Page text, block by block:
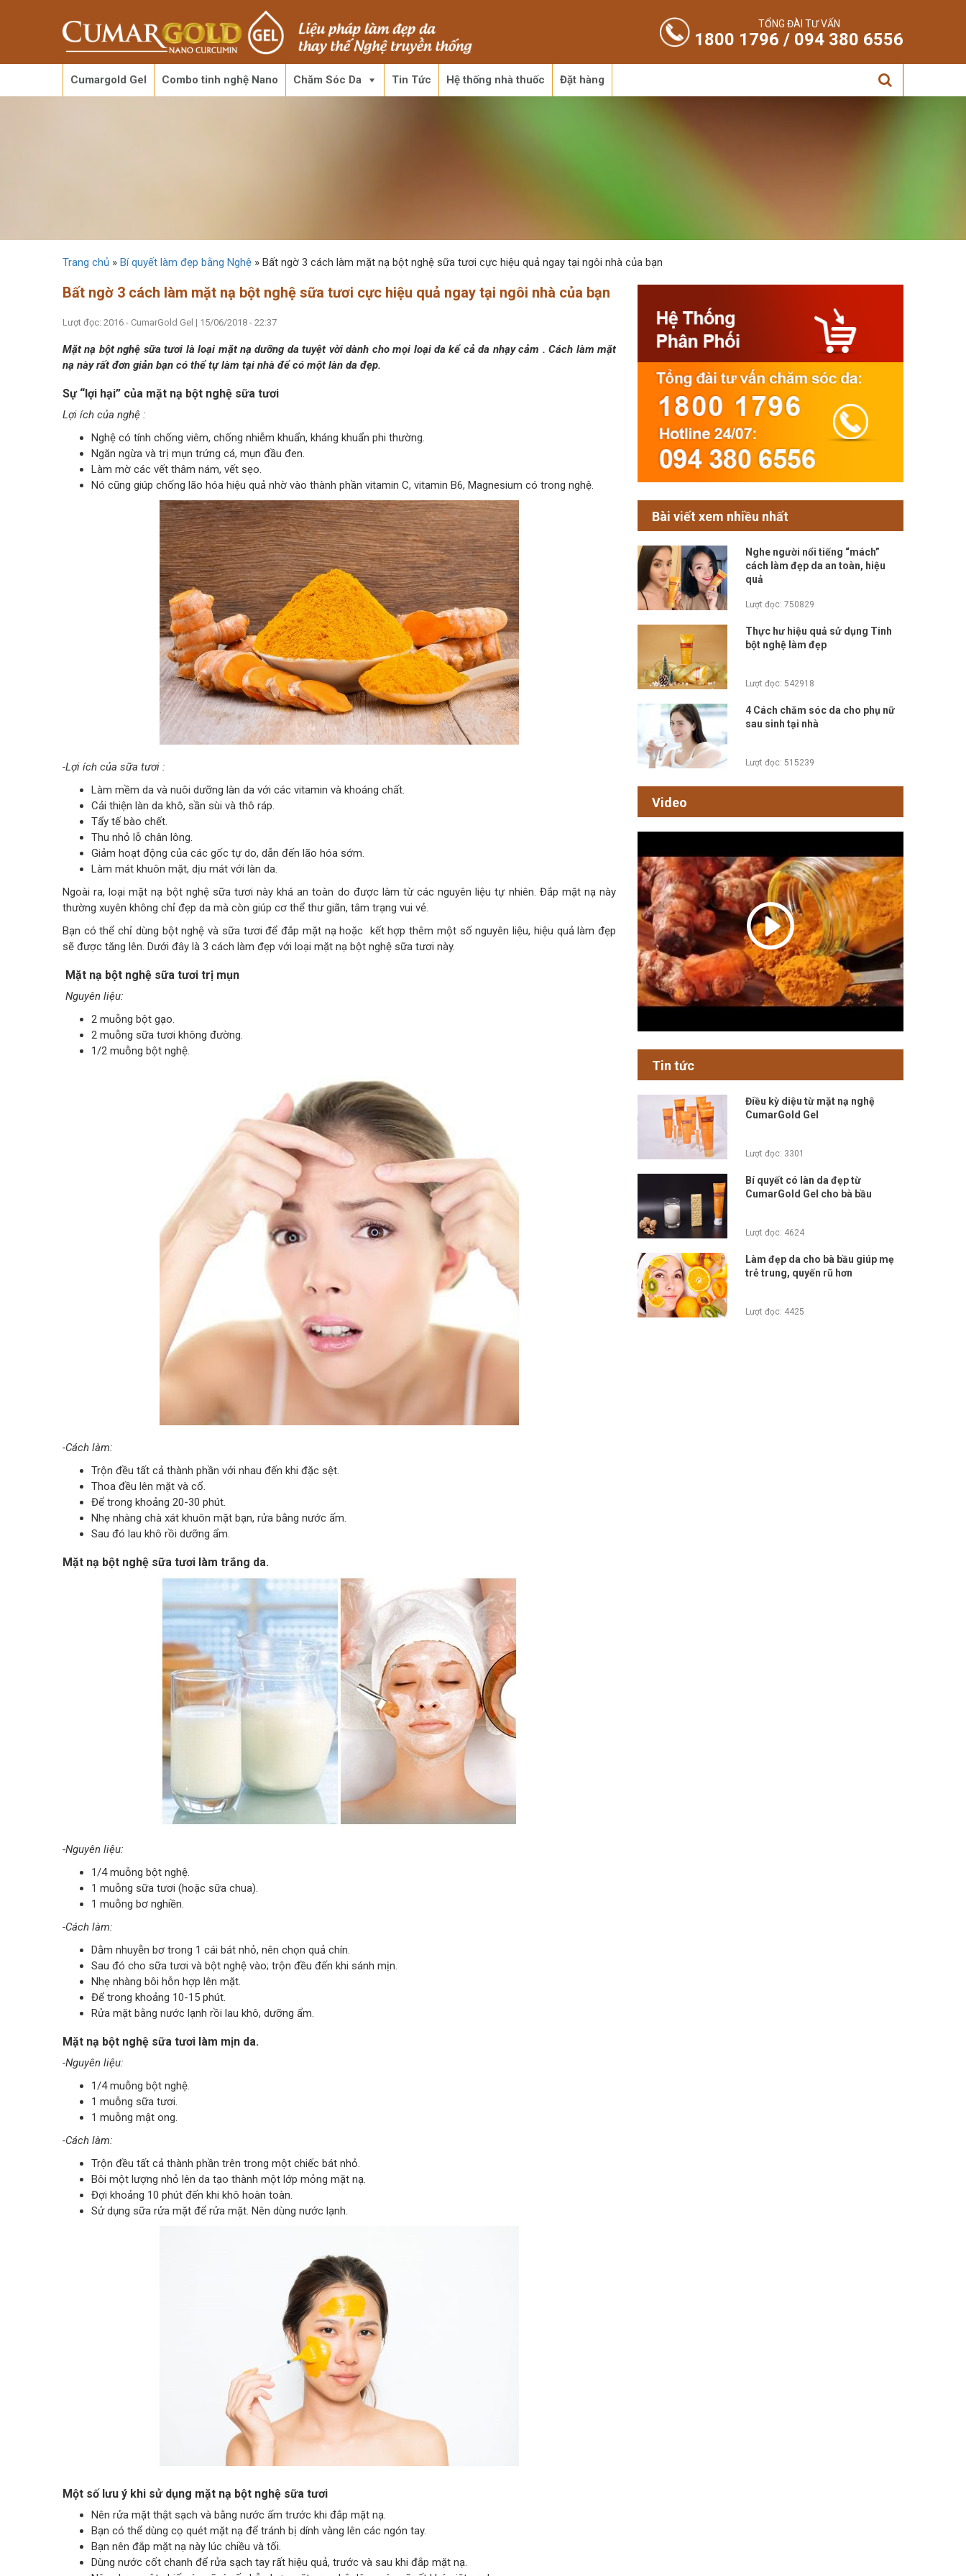
TỔNG ĐÀI TƯ VẤN
1800 1796 / 094 380 6556
Cumargold Gel Combo tinh nghệ Nano Chăm Sóc Da Tin Tức Hệ thống nhà thuốc Đặt hàng
Trang chủ » Bí quyết làm đẹp bằng Nghệ » Bất ngờ 3 cách làm mặt nạ bột nghệ sữa tươi cực hiệu quả ngay tại ngôi nhà của bạn
Bất ngờ 3 cách làm mặt nạ bột nghệ sữa tươi cực hiệu quả ngay tại ngôi nhà của bạn
Lượt đọc: 2016 - CumarGold Gel | 15/06/2018 - 22:37
Mặt nạ bột nghệ sữa tươi là loại mặt nạ dưỡng da tuyệt vời dành cho mọi loại da kể cả da nhạy cảm . Cách làm mặt
nạ này rất đơn giản bạn có thể tự làm tại nhà để có một làn da đẹp.
Sự “lợi hại” của mặt nạ bột nghệ sữa tươi
Lợi ích của nghệ :
Nghệ có tính chống viêm, chống nhiễm khuẩn, kháng khuẩn phi thường.
Ngăn ngừa và trị mụn trứng cá, mụn đầu đen.
Làm mờ các vết thâm nám, vết sẹo.
Nó cũng giúp chống lão hóa hiệu quả nhờ vào thành phần vitamin C, vitamin B6, Magnesium có trong nghệ.
-Lợi ích của sữa tươi :
Làm mềm da và nuôi dưỡng làn da với các vitamin và khoáng chất.
Cải thiện làn da khô, sần sùi và thô ráp.
Tẩy tế bào chết.
Thu nhỏ lỗ chân lông.
Giảm hoạt động của các gốc tự do, dẫn đến lão hóa sớm.
Làm mát khuôn mặt, dịu mát với làn da.
Ngoài ra, loại mặt nạ bột nghệ sữa tươi này khá an toàn do được làm từ các nguyên liệu tự nhiên. Đắp mặt nạ này
thường xuyên không chỉ đẹp da mà còn giúp cơ thể thư giãn, tâm trạng vui vẻ.
Bạn có thể chỉ dùng bột nghệ và sữa tươi để đắp mặt nạ hoặc kết hợp thêm một số nguyên liệu, hiệu quả làm đẹp
sẽ được tăng lên. Dưới đây là 3 cách làm đẹp với loại mặt nạ bột nghệ sữa tươi này.
Mặt nạ bột nghệ sữa tươi trị mụn
Nguyên liệu:
2 muỗng bột gạo.
2 muỗng sữa tươi không đường.
1/2 muỗng bột nghệ.
-Cách làm:
Trộn đều tất cả thành phần với nhau đến khi đặc sệt.
Thoa đều lên mặt và cổ.
Để trong khoảng 20-30 phút.
Nhẹ nhàng chà xát khuôn mặt bạn, rửa bằng nước ấm.
Sau đó lau khô rồi dưỡng ẩm.
Mặt nạ bột nghệ sữa tươi làm trắng da.
-Nguyên liệu:
1/4 muỗng bột nghệ.
1 muỗng sữa tươi (hoặc sữa chua).
1 muỗng bơ nghiền.
-Cách làm:
Dằm nhuyễn bơ trong 1 cái bát nhỏ, nên chọn quả chín.
Sau đó cho sữa tươi và bột nghệ vào; trộn đều đến khi sánh mịn.
Nhẹ nhàng bôi hỗn hợp lên mặt.
Để trong khoảng 10-15 phút.
Rửa mặt bằng nước lạnh rồi lau khô, dưỡng ẩm.
Mặt nạ bột nghệ sữa tươi làm mịn da.
-Nguyên liệu:
1/4 muỗng bột nghệ.
1 muỗng sữa tươi.
1 muỗng mật ong.
-Cách làm:
Trộn đều tất cả thành phần trên trong một chiếc bát nhỏ.
Bôi một lượng nhỏ lên da tạo thành một lớp mỏng mặt nạ.
Đợi khoảng 10 phút đến khi khô hoàn toàn.
Sử dụng sữa rửa mặt để rửa mặt. Nên dùng nước lạnh.
Một số lưu ý khi sử dụng mặt nạ bột nghệ sữa tươi
Nên rửa mặt thật sạch và bằng nước ấm trước khi đắp mặt nạ.
Bạn có thể dùng cọ quét mặt nạ để tránh bị dính vàng lên các ngón tay.
Bạn nên đắp mặt nạ này lúc chiều và tối.
Dùng nước cốt chanh để rửa sạch tay rất hiệu quả, trước và sau khi đắp mặt nạ.
Bài viết xem nhiều nhất
Nghe người nổi tiếng “mách”
cách làm đẹp da an toàn, hiệu
quả
Lượt đọc: 750829
Thực hư hiệu quả sử dụng Tinh
bột nghệ làm đẹp
Lượt đọc: 542918
4 Cách chăm sóc da cho phụ nữ
sau sinh tại nhà
Lượt đọc: 515239
Video
Tin tức
Điều kỳ diệu từ mặt nạ nghệ
CumarGold Gel
Lượt đọc: 3301
Bí quyết có làn da đẹp từ
CumarGold Gel cho bà bầu
Lượt đọc: 4624
Làm đẹp da cho bà bầu giúp mẹ
trẻ trung, quyến rũ hơn
Lượt đọc: 4425